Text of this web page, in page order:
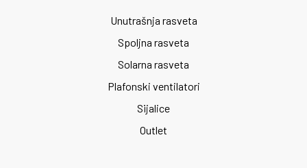
Unutrašnja rasveta
Spoljna rasveta
Solarna rasveta
Plafonski ventilatori
Sijalice
Outlet